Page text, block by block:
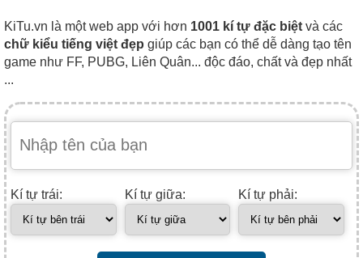
KiTu.vn là một web app với hơn 1001 kí tự đặc biệt và các
chữ kiểu tiếng việt đẹp giúp các bạn có thể dễ dàng tạo tên
game như FF, PUBG, Liên Quân... độc đáo, chất và đẹp nhất
...
Kí tự trái: Kí tự giữa: Kí tự phải: